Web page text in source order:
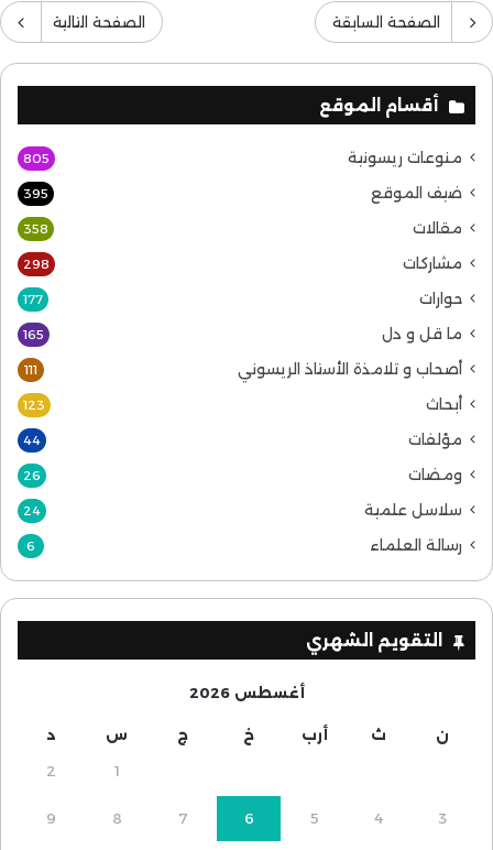
الصفحة السابقة الصفحة التالية
أقسام الموقع
منوعات ريسونية 805
ضيف الموقع 395
مقالات 358
مشاركات 298
حوارات 177
ما قل و دل 165
أصحاب و تلامذة الأستاذ الريسوني 111
أبحاث 123
مؤلفات 44
ومضات 26
سلاسل علمية 24
رسالة العلماء 6
التقويم الشهري
أغسطس 2026
ن ث أرب خ ج س د
1
2
3
4
5
6
7
8
9